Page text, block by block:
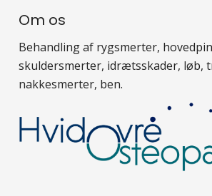
Om os
Behandling af rygsmerter,
skuldersmerter, idrætsskader, løb,
nakkesmerter, ben.